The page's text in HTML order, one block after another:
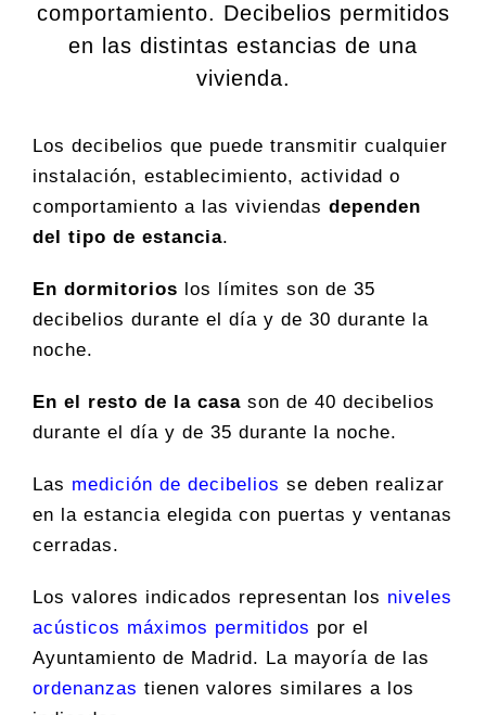
comportamiento. Decibelios permitidos
en las distintas estancias de una
vivienda.
Los decibelios que puede transmitir cualquier
instalación, establecimiento, actividad o
comportamiento a las viviendas dependen
del tipo de estancia.
En dormitorios los límites son de 35
decibelios durante el día y de 30 durante la
noche.
En el resto de la casa son de 40 decibelios
durante el día y de 35 durante la noche.
Las medición de decibelios se deben realizar
en la estancia elegida con puertas y ventanas
cerradas.
Los valores indicados representan los niveles
acústicos máximos permitidos por el
Ayuntamiento de Madrid. La mayoría de las
ordenanzas tienen valores similares a los